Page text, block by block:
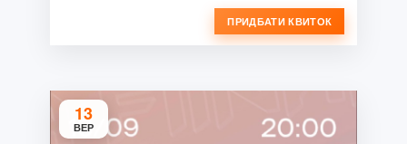
ПРИДБАТИ КВИТОК
13
ВЕР